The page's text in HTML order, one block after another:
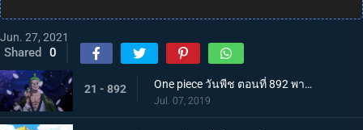
Jun. 27, 2021
Shared 0
21 - 892 One piece วันพีช ตอนที่ 892 พากย์ไทย แคว้นวาโนะคุนิ! สู่แคว้นแห่งซามูไร
Jul. 07, 2019